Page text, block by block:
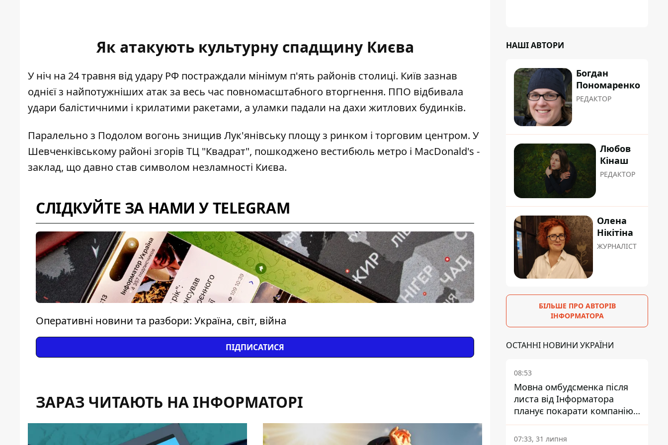
Як атакують культурну спадщину Києва
У ніч на 24 травня від удару РФ постраждали мінімум п'ять районів столиці. Київ зазнав
однієї з найпотужніших атак за весь час повномасштабного вторгнення. ППО відбивала
удари балістичними і крилатими ракетами, а уламки падали на дахи житлових будинків.
Паралельно з Подолом вогонь знищив Лук'янівську площуз ринком і торговим центром. У
Шевченківському районі згорів ТЦ "Квадрат", пошкоджено вестибюль метро і MacDonald's -
заклад, що давно став символом незламності Києва.
СЛІДКУЙТЕ ЗА НАМИ У TELEGRAM
Оперативні новини та разбори: Україна, світ, війна
ПІДПИСАТИСЯ
ЗАРАЗ ЧИТАЮТЬ НА ІНФОРМАТОРІ
НАШІ АВТОРИ
Богдан
Пономаренко
РЕДАКТОР
Любов
Кінаш
РЕДАКТОР
Олена
Нікітіна
ЖУРНАЛІСТ
БІЛЬШЕ ПРО АВТОРІВ
ІНФОРМАТОРА
ОСТАННІ НОВИНИ УКРАЇНИ
08:53
Мовна омбудсменка після
листа від Інформатора
планує покарати компанію-
підрядника ПриватБанку
07:33, 31 липня